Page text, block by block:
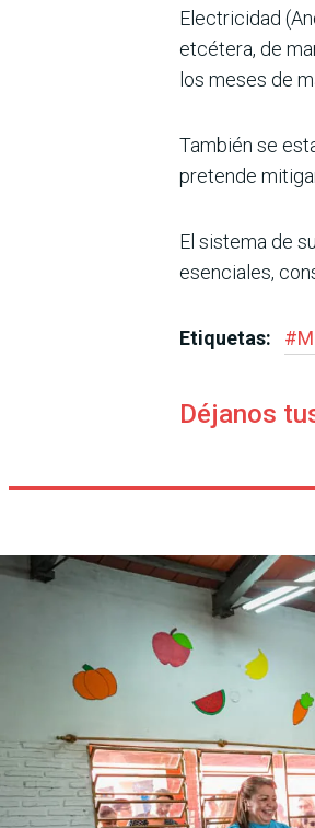
Electricidad
etcétera, de
los meses de
También se
pretende
El sistema de
esenciales,
Etiquetas: #
Déjanos